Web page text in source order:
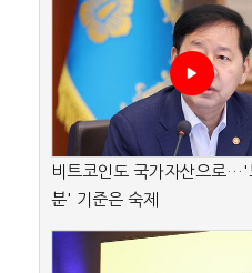
비트코인도 국가자산으로…'
분' 기준은 숙제